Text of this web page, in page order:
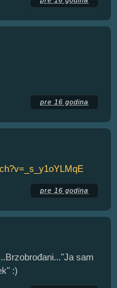
pre 16 godina
pre 16 godina
sam
:)